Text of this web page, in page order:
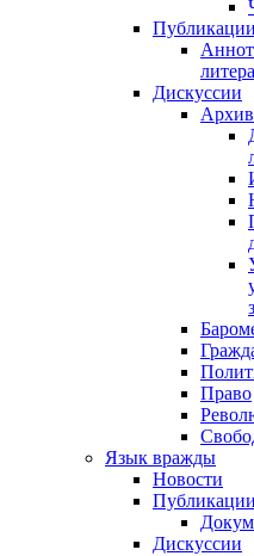
Публикации
Дискуссии
Право
Язык вражды
Новости
Публикации
Дискуссии